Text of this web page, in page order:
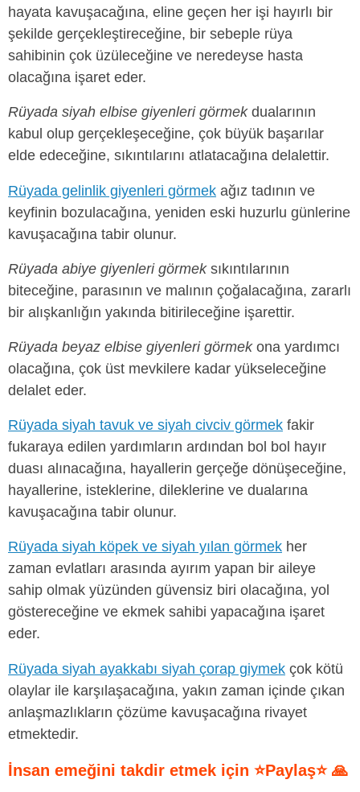
hayata kavuşacağına, eline geçen her işi hayırlı bir
şekilde gerçekleştireceğine, bir sebeple rüya
sahibinin çok üzüleceğine ve neredeyse hasta
olacağına işaret eder.
Rüyada siyah elbise giyenleri görmekdualarının
kabul olup gerçekleşeceğine, çok büyük başarılar
elde edeceğine, sıkıntılarını atlatacağına delalettir.
Rüyada gelinlik giyenleri görmek ağız tadının ve
keyfinin bozulacağına, yeniden eski huzurlu günlerine
kavuşacağına tabir olunur.
Rüyada abiye giyenleri görmeksıkıntılarının
biteceğine, parasının ve malının çoğalacağına, zararlı
bir alışkanlığın yakında bitirileceğine işarettir.
Rüyada beyaz elbise giyenleri görmekona yardımcı
olacağına, çok üst mevkilere kadar yükseleceğine
delalet eder.
Rüyada siyah tavuk ve siyah civciv görmek fakir
fukaraya edilen yardımların ardından bol bol hayır
duası alınacağına, hayallerin gerçeğe dönüşeceğine,
hayallerine, isteklerine, dileklerine ve dualarına
kavuşacağına tabir olunur.
Rüyada siyah köpek ve siyah yılan görmek her
zaman evlatları arasında ayırım yapan bir aileye
sahip olmak yüzünden güvensiz biri olacağına, yol
göstereceğine ve ekmek sahibi yapacağına işaret
eder.
Rüyada siyah ayakkabı siyah çorap giymek çok kötü
olaylar ile karşılaşacağına, yakın zaman içinde çıkan
anlaşmazlıkların çözüme kavuşacağına rivayet
etmektedir.
İnsan emeğini takdir etmek için ⭐Paylaş⭐ 🙏